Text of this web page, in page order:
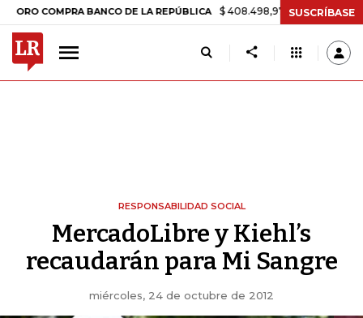
BANCO DE LA REPÚBLICA $ 408.498,97 +$ 8.753,81 +2,19%
SUSCRÍBASE
RESPONSABILIDAD SOCIAL
MercadoLibre y Kiehl’s
recaudarán para Mi Sangre
miércoles, 24 de octubre de 2012